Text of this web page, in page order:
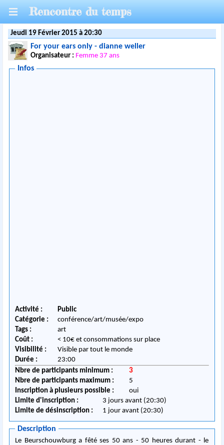
Rencontre du temps
Jeudi 19 Février 2015 à 20:30
For your ears only - dianne weller
Organisateur : Femme 37 ans
Infos
Activité :
Public
Catégorie :
conférence/art/musée/expo
Tags :
art
Coût :
< 10€ et consommations sur place
Visibilité :
Visible par tout le monde
Durée :
23:00
Nbre de participants minimum :
3
Nbre de participants maximum :
5
Inscription à plusieurs possible :
oui
Limite d'inscription :
3 jours avant (20:30)
Limite de désinscription :
1 jour avant (20:30)
Description
Le Beurschouwburg a fêté ses 50 ans - 50 heures durant - le